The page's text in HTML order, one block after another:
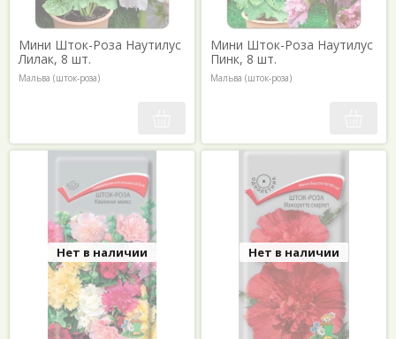
Кукуруза декоративная
Лаватера
Левкой
Лён
Львиный зев
Фацелия колокольчатая
Флокс
Целозия
Цинния
Эшшольция
Мини Шток-Роза Наутилус
Лилак, 8 шт.
Мальва (шток-роза)
Мини Шток-Роза Наутилус
Пинк, 8 шт.
Мальва (шток-роза)
Нет в наличии Нет в наличии